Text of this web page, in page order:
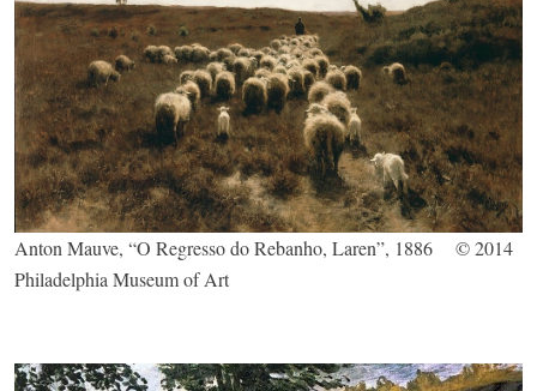
Anton Mauve, “O Regresso do Rebanho, Laren”, 1886 © 2014
Philadelphia Museum of Art